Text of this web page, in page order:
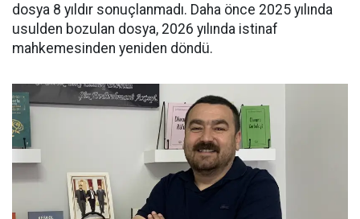
dosya 8 yıldır sonuçlanmadı. Daha önce 2025 yılında
usulden bozulan dosya, 2026 yılında istinaf
mahkemesinden yeniden döndü.